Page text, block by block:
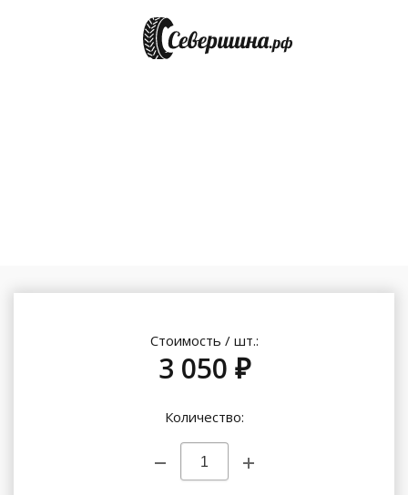
Стоимость / шт.:
3 050 ₽
Количество: